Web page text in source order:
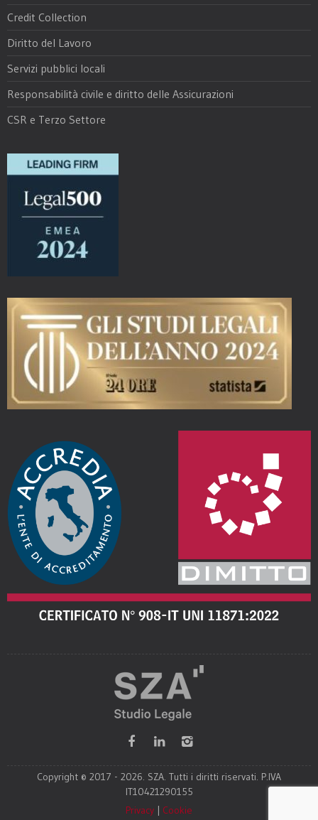
Credit Collection
Diritto del Lavoro
Servizi pubblici locali
Responsabilità civile e diritto delle Assicurazioni
CSR e Terzo Settore
Copyright © 2017 - 2026. SZA. Tutti i diritti riservati. P.IVA
IT10421290155
Privacy | Cookie